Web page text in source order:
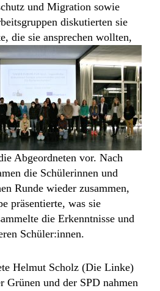
und Migration sowie
diskutierten sie
die sie ansprechen wollten,
Abgeordneten vor. Nach
die Schülerinnen und
Runde wieder zusammen,
präsentierte, was sie
die Erkenntnisse und
Schüler:innen.
Helmut Scholz (Die Linke)
Grünen und der SPD nahmen